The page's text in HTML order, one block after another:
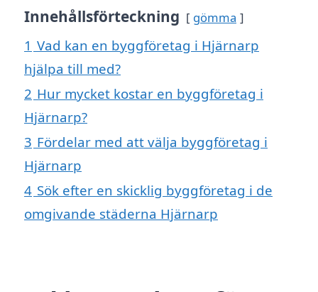
Innehållsförteckning gömma
1 Vad kan en byggföretag i Hjärnarp
hjälpa till med?
2 Hur mycket kostar en byggföretag i
Hjärnarp?
3 Fördelar med att välja byggföretag i
Hjärnarp
4 Sök efter en skicklig byggföretag i de
omgivande städerna Hjärnarp